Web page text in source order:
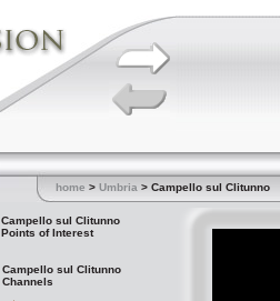
home > Umbria > Campello sul Clitunno
Campello sul Clitunno
Points of Interest
Campello sul Clitunno
Channels